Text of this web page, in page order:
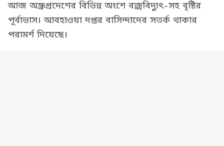
আজ অন্ধ্রপ্রদেশের বিভিন্ন অংশে বজ্রবিদ্যুৎ-সহ বৃষ্টির
পূর্বাভাস। আবহাওয়া দপ্তর বাসিন্দাদের সতর্ক থাকার
পরামর্শ দিয়েছে।